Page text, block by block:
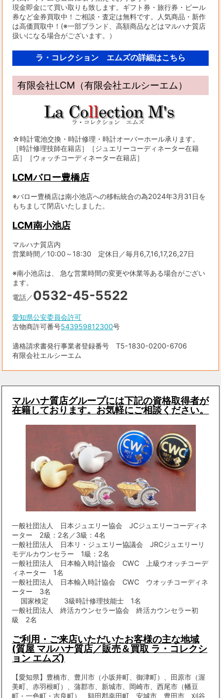
現金即金にて買い取りも致します。ギフト券・旅行券・ビール
券など金券買取中！ご相談・査定は無料です。人気商品・新作
は高価買取中！(※一部ブランド、高額商品などはマルハナ質店
扱いになる場合がございます。）
ラ・コレクション エムズの詳細はこちら
有限会社LCM（有限会社エルシーエム）
☆時計電池交換・時計修理・時計オーバーホール承ります。
［時計修理技師在籍店］［ジュエリーコーディネーター在籍
店］［ウォッチコーディネーター在籍店］
LCMバロー豊橋店
※バロー豊橋店は南小池店への移転統合の為2024年3月31日を
もちまして閉店いたしました。
LCM南小池店
マルハナ質店内
営業時間／10:00～18:30 定休日／毎月6,7,16,17,26,27日
※南小池店は、 急な営業時間の変更や休業等ある場合がござい
ます。
電話／0532-45-5522
愛知県公安委員会許可
古物商許可番号543959812300号
適格請求書発行事業者登録番号 T5-1830-0200-6706
有限会社エルシーエム
マルハナ質店グループには下記の資格取得者が
在籍しております。お気軽にご相談ください。
一般社団法人 日本ジュエリー協会 JCジュエリーコーディネ
ーター 2級：2名／3級：4名
一般社団法人 日本リ・ジュエリー協議会 JRCジュエリーリ
モデルカウンセラー 1級：2名
一般社団法人 日本輸入時計協会 CWC 上級ウオッチコーデ
ィネーター 1名
一般社団法人 日本輸入時計協会 CWC ウオッチコーディネ
ーター 3名
国家検定 3級時計修理技能士 1名
一般社団法人 終活カウンセラー協会 終活カウンセラー初
級 2名
ご利用・ご来店いただいたお客様の主な地域
(質屋 マルハナ質店／販売＆買取 ラ・コレクシ
ョン エムズ)
【愛知県】豊橋市、豊川市（小坂井町、御津町）、田原市（渥
美町、赤羽根町）、蒲郡市、新城市、岡崎市、西尾市（幡豆
町・一色町・吉良町）、額田郡幸田町、安城市、豊田市、刈谷